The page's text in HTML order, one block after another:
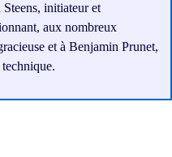
initiateur et
aux nombreux
et à Benjamin Prunet,
technique.